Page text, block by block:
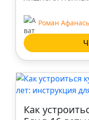
Роман
Как